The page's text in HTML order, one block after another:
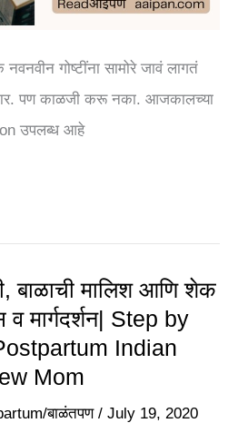
गोष्टींना सामोरे जावं लागतं
पण काळजी करू नका. आजकालच्या
उपलब्ध आहे
बाळाची मालिश आणि शेक
व मार्गदर्शन| Step by
Indian
Mom
बाळंतपण/ July 19, 2020